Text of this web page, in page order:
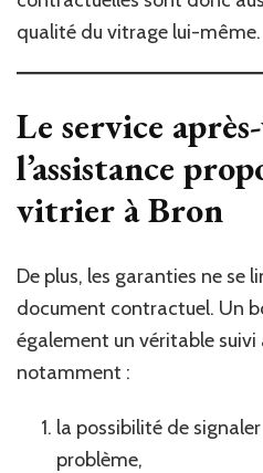
qualité du vitrage lui-même.
Le service
l’assistance
vitrier à Bron
De plus, les garanties ne se
document contractuel. Un
également un véritable suivi
notamment :
la possibilité de
problème,